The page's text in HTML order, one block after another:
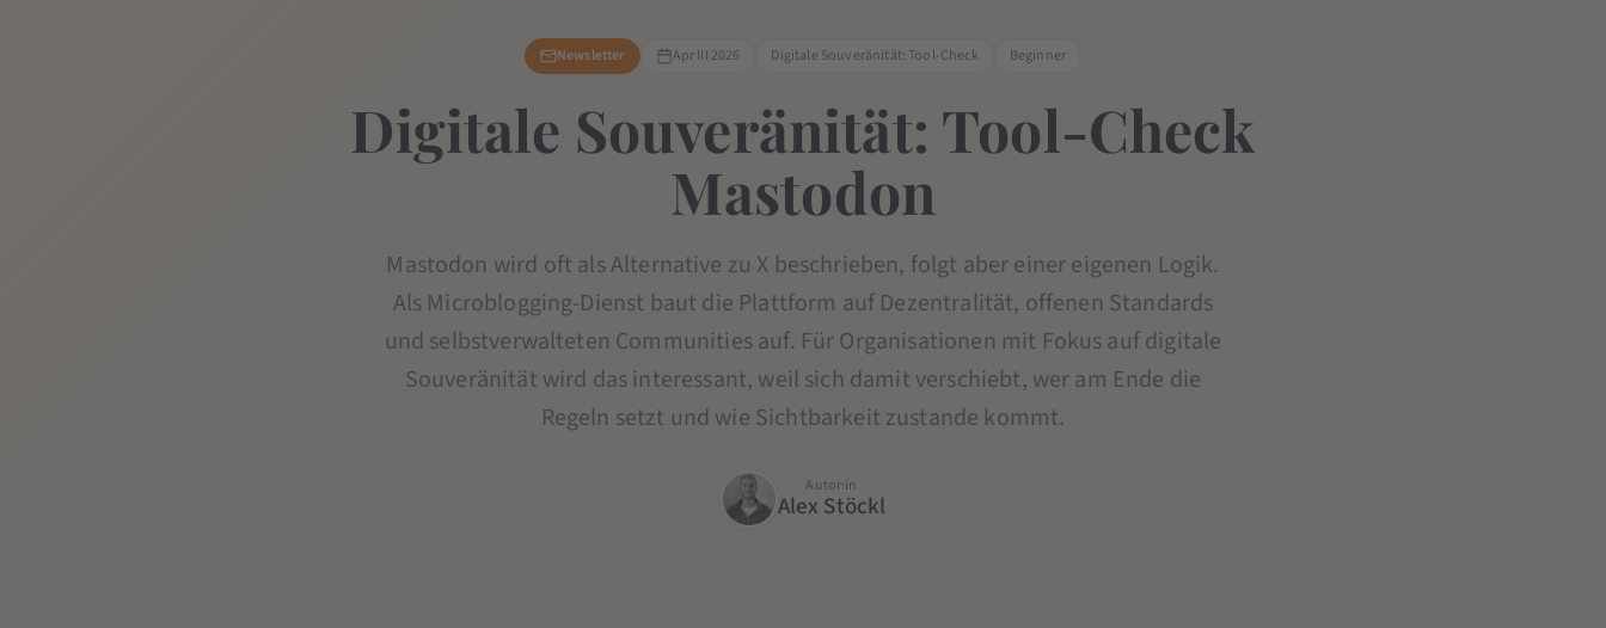
Newsletter Apr III 2026 Digitale Souveränität: Tool-Check Beginner
Digitale Souveränität: Tool-Check
Mastodon
Mastodon wird oft als Alternative zu X beschrieben, folgt aber einer eigenen Logik.
Als Microblogging-Dienst baut die Plattform auf Dezentralität, offenen Standards
und selbstverwalteten Communities auf. Für Organisationen mit Fokus auf digitale
Souveränität wird das interessant, weil sich damit verschiebt, wer am Ende die
Regeln setzt und wie Sichtbarkeit zustande kommt.
Autor:in
Alex Stöckl